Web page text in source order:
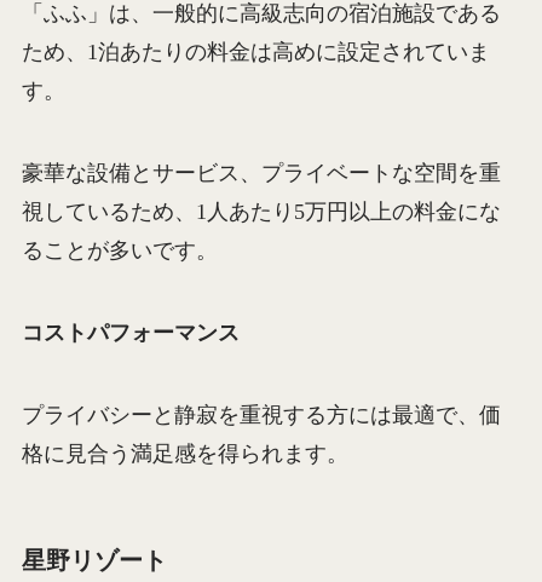
「ふふ」は、一般的に高級志向の宿泊施設である
ため、1泊あたりの料金は高めに設定されていま
す。
豪華な設備とサービス、プライベートな空間を重
視しているため、1人あたり5万円以上の料金にな
ることが多いです。
コストパフォーマンス
プライバシーと静寂を重視する方には最適で、価
格に見合う満足感を得られます。
星野リゾート